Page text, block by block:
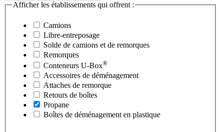
Afficher les établissements qui offrent :
Camions
Libre-entreposage
Solde de camions et de remorques
Remorques
Conteneurs U-Box®
Accessoires de déménagement
Attaches de remorque
Retours de boîtes
Propane
Boîtes de déménagement en plastique